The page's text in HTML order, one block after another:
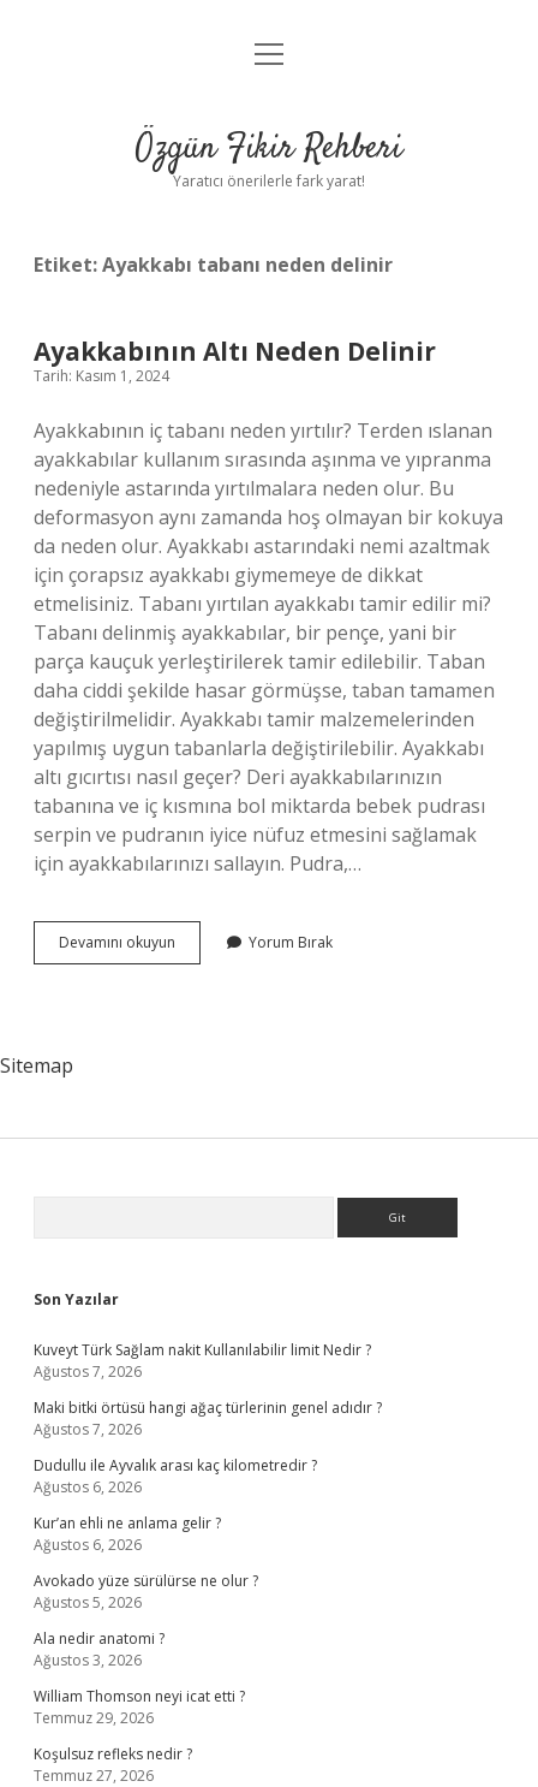
Gizlilik Politikası
Yasal Uyarı
menüyü
Özgün Fikir Rehberi
Yaratıcı önerilerle fark yarat!
Etiket:Ayakkabı tabanı neden delinir
Ayakkabının Altı Neden Delinir
Tarih: Kasım 1, 2024
Ayakkabının iç tabanı neden yırtılır? Terden ıslanan
ayakkabılar kullanım sırasında aşınma ve yıpranma
nedeniyle astarında yırtılmalara neden olur. Bu
deformasyon aynı zamanda hoş olmayan bir kokuya
da neden olur. Ayakkabı astarındaki nemi azaltmak
için çorapsız ayakkabı giymemeye de dikkat
etmelisiniz. Tabanı yırtılan ayakkabı tamir edilir mi?
Tabanı delinmiş ayakkabılar, bir pençe, yani bir
parça kauçuk yerleştirilerek tamir edilebilir. Taban
daha ciddi şekilde hasar görmüşse, taban tamamen
değiştirilmelidir. Ayakkabı tamir malzemelerinden
yapılmış uygun tabanlarla değiştirilebilir. Ayakkabı
altı gıcırtısı nasıl geçer? Deri ayakkabılarınızın
tabanına ve iç kısmına bol miktarda bebek pudrası
serpin ve pudranın iyice nüfuz etmesini sağlamak
için ayakkabılarınızı sallayın. Pudra,…
Devamını okuyun Ayakkabının
Altı
Yorum Bırak
Sitemap
Son Yazılar
Kuveyt Türk Sağlam nakit Kullanılabilir limit Nedir ?
Ağustos 7, 2026
Maki bitki örtüsü hangi ağaç türlerinin genel adıdır ?
Ağustos 7, 2026
Dudullu ile Ayvalık arası kaç kilometredir ?
Ağustos 6, 2026
Kur’an ehli ne anlama gelir ?
Ağustos 6, 2026
Avokado yüze sürülürse ne olur ?
Ağustos 5, 2026
Ala nedir anatomi ?
Ağustos 3, 2026
William Thomson neyi icat etti ?
Temmuz 29, 2026
Koşulsuz refleks nedir ?
Temmuz 27, 2026